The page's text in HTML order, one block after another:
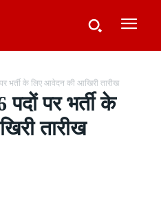
भर्ती के लिए आवेदन की आखिरी तारीख
पर भर्ती के
तारीख